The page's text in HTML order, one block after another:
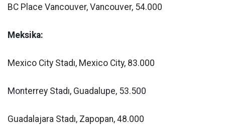
BC Place Vancouver, Vancouver, 54.000
Meksika:
Mexico City Stadı, Mexico City, 83.000
Monterrey Stadı, Guadalupe, 53.500
Guadalajara Stadı, Zapopan, 48.000